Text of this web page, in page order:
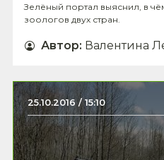
Зелёный портал выяснил, в
зоологов двух стран.
Автор: Валентина
25.10.2016 / 15:10